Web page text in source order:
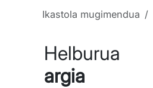
Ikastola mugimendua
Helburua
argia